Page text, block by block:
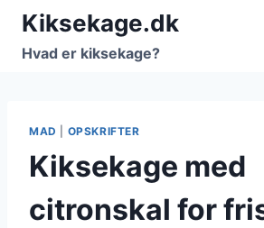
Fortsæt
indhold
Kiksekage.dk
Hvad er kiksekage?
MAD OPSKRIFTER
Kiksekage med
citronskal for